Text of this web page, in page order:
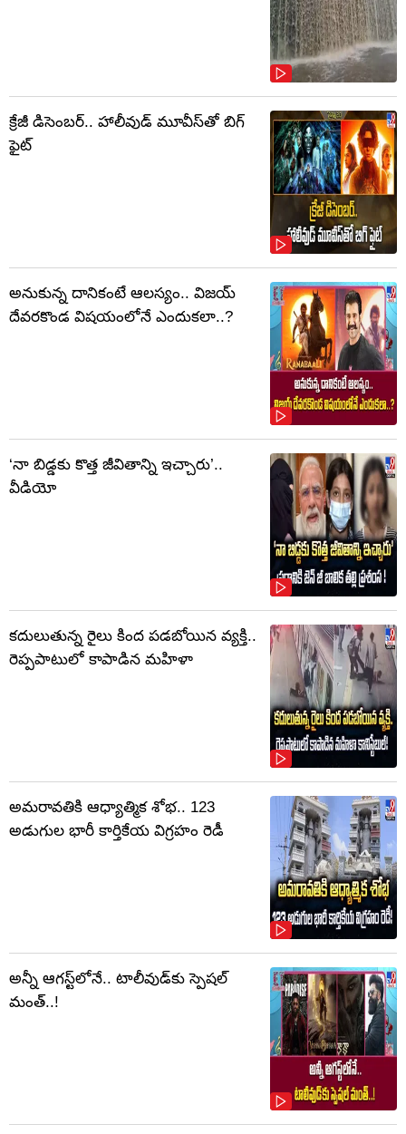
క్రేజీ డిసెంబర్‌.. హాలీవుడ్ మూవీస్‌తో బిగ్
ఫైట్‌
అనుకున్న దానికంటే ఆలస్యం.. విజయ్
దేవరకొండ విషయంలోనే ఎందుకలా..?
‘నా బిడ్డకు కొత్త జీవితాన్ని ఇచ్చారు’..
వీడియో
కదులుతున్న రైలు కింద పడబోయిన వ్యక్తి..
రెప్పపాటులో కాపాడిన మహిళా
అమరావతికి ఆధ్యాత్మిక శోభ.. 123
అడుగుల భారీ కార్తికేయ విగ్రహం రెడీ
అన్నీ ఆగస్ట్‌లోనే.. టాలీవుడ్‌కు స్పెషల్
మంత్..!